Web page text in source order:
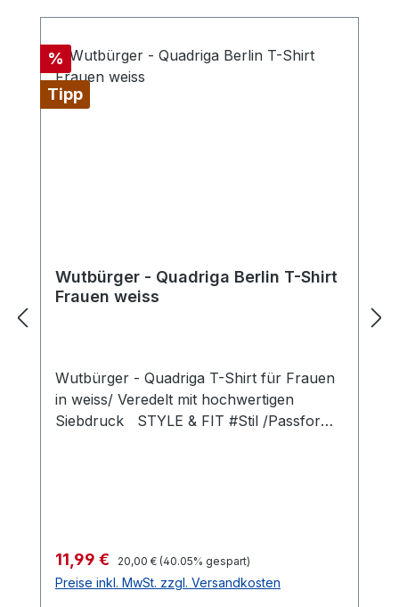
Rabatt
%
Tipp
Wutbürger - Quadriga Berlin T-Shirt
Frauen weiss
Wutbürger - Quadriga T-Shirt für Frauen
in weiss/ Veredelt mit hochwertigen
Siebdruck STYLE & FIT #Stil /Passform
Länge #bewegungsfreiheit #Qualität
/Griffigkeit Gefertigt aus 100 % Baumwolle
#angenehmestragegefühl #Oeko-Tex100
Verkaufspreis:
11,99 € Regulärer Preis:
20,00 € (40.05% gespart)
Preise inkl. MwSt. zzgl. Versandkosten